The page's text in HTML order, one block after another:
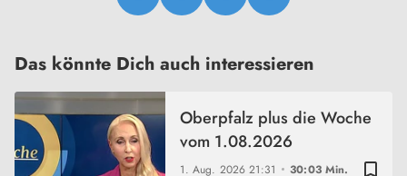
Das könnte Dich auch interessieren
bookmark_border
1. Aug. 202621:31 30:03 Min.
Oberpfalz plus die Woche
vom 1.08.2026